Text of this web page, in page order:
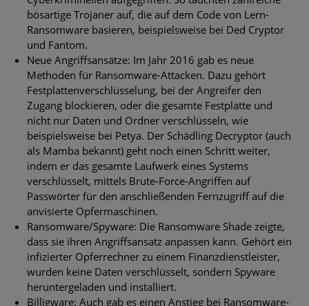
bösartige Trojaner auf, die auf dem Code von Lern-
Ransomware basieren, beispielsweise bei Ded Cryptor
und Fantom.
Neue Angriffsansätze: Im Jahr 2016 gab es neue
Methoden für Ransomware-Attacken. Dazu gehört
Festplattenverschlüsselung, bei der Angreifer den
Zugang blockieren, oder die gesamte Festplatte und
nicht nur Daten und Ordner verschlüsseln, wie
beispielsweise bei Petya. Der Schädling Decryptor (auch
als Mamba bekannt) geht noch einen Schritt weiter,
indem er das gesamte Laufwerk eines Systems
verschlüsselt, mittels Brute-Force-Angriffen auf
Passwörter für den anschließenden Fernzugriff auf die
anvisierte Opfermaschinen.
Ransomware/Spyware: Die Ransomware Shade zeigte,
dass sie ihren Angriffsansatz anpassen kann. Gehört ein
infizierter Opferrechner zu einem Finanzdienstleister,
wurden keine Daten verschlüsselt, sondern Spyware
heruntergeladen und installiert.
Billigware: Auch gab es einen Anstieg bei Ransomware-